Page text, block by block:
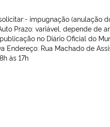
impugnação (anulação
Prazo: variável, depende de
no Diário Oficial do
Rua Machado de
às 17h